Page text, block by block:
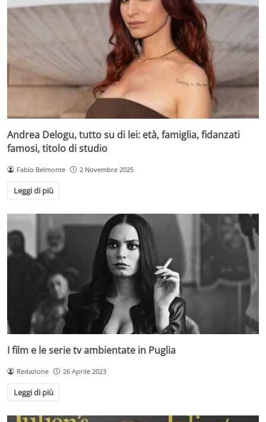
Andrea Delogu, tutto su di lei: età, famiglia, fidanzati
famosi, titolo di studio
Fabio Belmonte 2 Novembre 2025
Leggi di più
I film e le serie tv ambientate in Puglia
Redazione 26 Aprile 2023
Leggi di più